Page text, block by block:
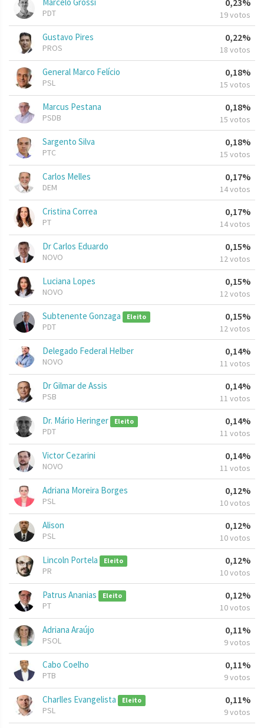
PDT
0,23%
19 votos
Gustavo Pires
PROS
0,22%
18 votos
General Marco Felício
PSL
0,18%
15 votos
Marcus Pestana
PSDB
0,18%
15 votos
Sargento Silva
PTC
0,18%
15 votos
Carlos Melles
DEM
0,17%
14 votos
Cristina Correa
PT
0,17%
14 votos
Dr Carlos Eduardo
NOVO
0,15%
12 votos
Luciana Lopes
NOVO
0,15%
12 votos
Subtenente Gonzaga Eleito
PDT
0,15%
12 votos
Delegado Federal Helber
NOVO
0,14%
11 votos
Dr Gilmar de Assis
PSB
0,14%
11 votos
Dr. Mário Heringer Eleito
PDT
0,14%
11 votos
Victor Cezarini
NOVO
0,14%
11 votos
Adriana Moreira Borges
PSL
0,12%
10 votos
Alison
PSL
0,12%
10 votos
Lincoln Portela Eleito
PR
0,12%
10 votos
Patrus Ananias Eleito
PT
0,12%
10 votos
Adriana Araújo
PSOL
0,11%
9 votos
Cabo Coelho
PTB
0,11%
9 votos
Charlles Evangelista Eleito
PSL
0,11%
9 votos